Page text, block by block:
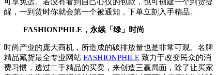
可享免运。若没有看到自己心仪的包款，也可创建一个到货提
醒，一到货时你就会第一个被通知，下单立刻入手精品。
FASHIONPHILE，永续「绿」时尚
时尚产业的庞大商机，所造成的碳排放量也是非常可观。名牌
精品藏货最全专业网站 FASHIONPHILE 致力于改变民众的消
费习惯，透过二手精品的买卖，来创造三赢局面，除了让买家